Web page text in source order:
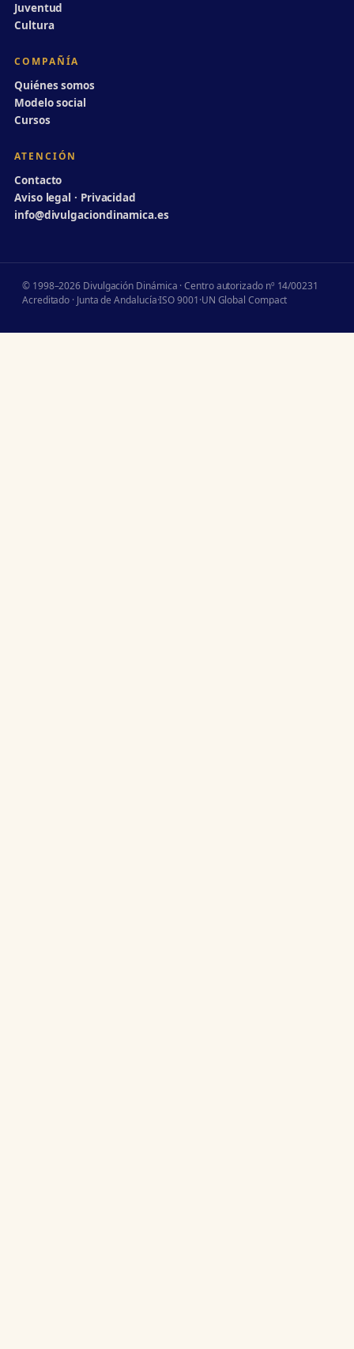
Juventud
Cultura
COMPAÑÍA
Quiénes somos
Modelo social
Cursos
ATENCIÓN
Contacto
Aviso legal · Privacidad
info@divulgaciondinamica.es
© 1998–2026 Divulgación Dinámica · Centro autorizado nº 14/00231
Acreditado · Junta de Andalucía·ISO 9001·UN Global Compact